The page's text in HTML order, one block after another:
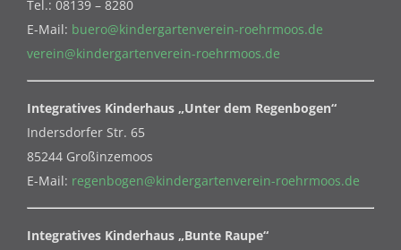
Tel.: 08139 – 8280
E-Mail: buero@kindergartenverein-roehrmoos.de
verein@kindergartenverein-roehrmoos.de
Integratives Kinderhaus „Unter dem Regenbogen“
Indersdorfer Str. 65
85244 Großinzemoos
E-Mail: regenbogen@kindergartenverein-roehrmoos.de
Integratives Kinderhaus „Bunte Raupe“